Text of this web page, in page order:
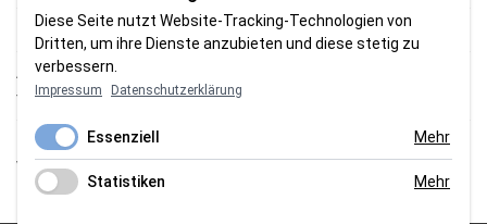
Fußball in der Wesermarsch: Die Bilder vom Wochenende
Aufstieg geschafft: HSG-Unterweser-C-Jugend macht sich bereit
für die Oberliga
HSG Unterweser startet mit neuem Torwarttrainer in die
Vorbereitung
Diese Seite nutzt Website-Tracking-Technologien von
Dritten, um ihre Dienste anzubieten und diese stetig zu
verbessern.
Impressum Datenschutzerklärung
Essenziell Mehr
Statistiken Mehr